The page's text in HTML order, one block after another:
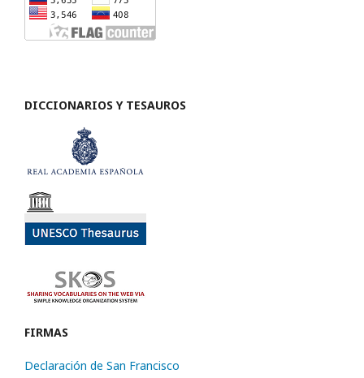
DICCIONARIOS Y TESAUROS
FIRMAS
Declaración de San Francisco